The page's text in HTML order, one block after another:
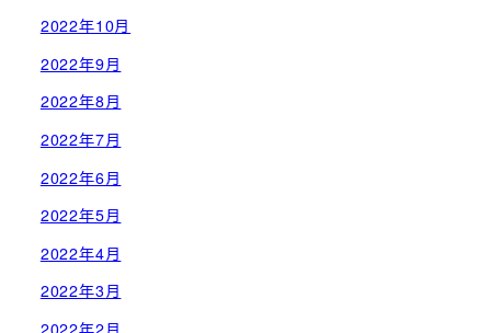
2022年10月
2022年9月
2022年8月
2022年7月
2022年6月
2022年5月
2022年4月
2022年3月